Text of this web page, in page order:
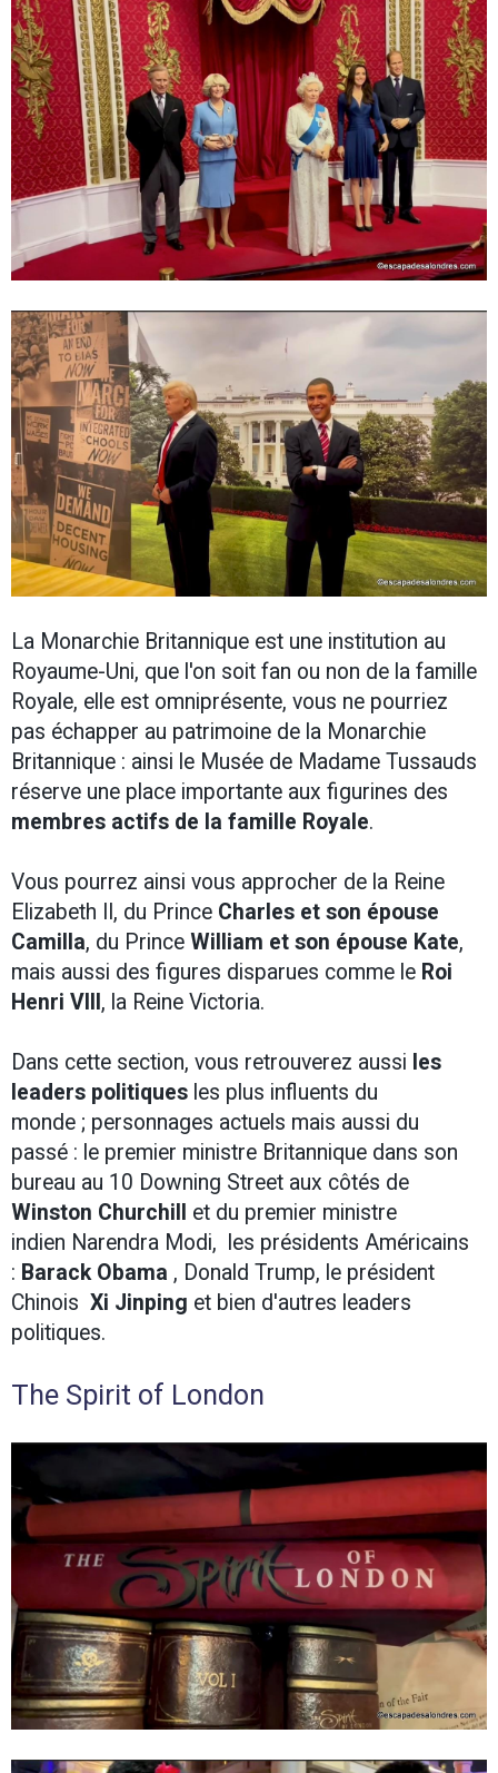
La Monarchie Britannique est une institution au
Royaume-Uni, que l'on soit fan ou non de la famille
Royale, elle est omniprésente, vous ne pourriez
pas échapper au patrimoine de la Monarchie
Britannique : ainsi le Musée de Madame Tussauds
réserve une place importante aux figurines des
membres actifs de la famille Royale.
Vous pourrez ainsi vous approcher de la Reine
Elizabeth II, du Prince Charles et son épouse
Camilla, du Prince William et son épouse Kate,
mais aussi des figures disparues comme le Roi
Henri VIII , la Reine Victoria.
Dans cette section, vous retrouverez aussi les
leaders politiques les plus influents du
monde ; personnages actuels mais aussi du
passé : le premier ministre Britannique dans son
bureau au 10 Downing Street aux côtés de
Winston Churchill
et du premier ministre
indien Narendra Modi, les présidents Américains
: Barack Obama , Donald Trump, le président
Chinois Xi Jinping et bien d'autres leaders
politiques.
The Spirit of London